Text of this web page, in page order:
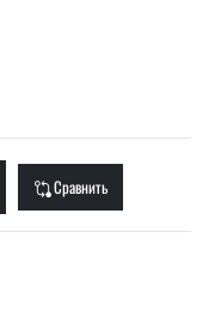
Сравнить